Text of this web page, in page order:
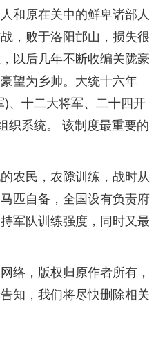
和原在关中的鲜卑诸部人
，败于洛阳邙山，损失很
以后几年不断收编关陇豪
望为乡帅。大统十六年
、十二大将军、二十四开
织系统。 该制度最重要的
民，农隙训练，战时从
匹自备，全国设有负责府
军队训练强度，同时又最
络，版权归原作者所有，
知，我们将尽快删除相关